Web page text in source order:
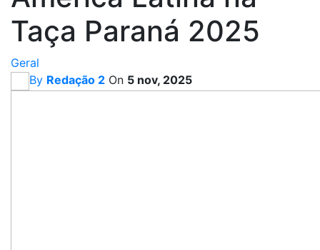
Taça Paraná 2025
Geral
By Redação 2 On 5 nov, 2025